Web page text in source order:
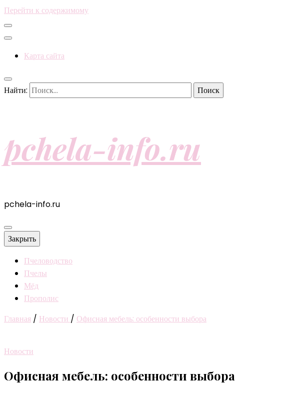
Перейти к содержимому
Карта сайта
Найти:
pchela-info.ru
pchela-info.ru
Закрыть
Пчеловодство
Пчелы
Мёд
Прополис
Главная / Новости / Офисная мебель: особенности выбора
Новости
Офисная мебель: особенности выбора